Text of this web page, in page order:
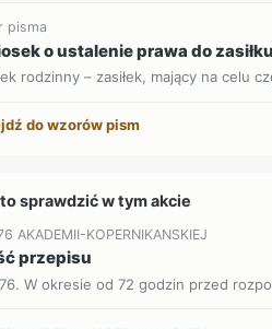
pisma
o ustalenie prawa do
rodzinny – zasiłek, mający na celu
do wzorów pism
sprawdzić w tym akcie
AKADEMII-KOPERNIKANSKIEJ
przepisu
W okresie od 72 godzin przed